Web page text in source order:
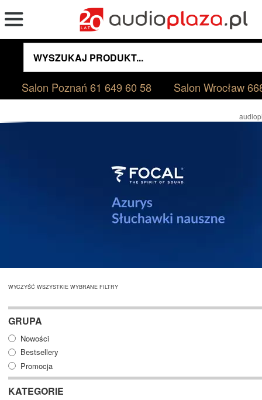
Salon Poznań61 649 60 58 Salon Wrocław
WYCZYŚĆ WSZYSTKIE WYBRANE FILTRY
GRUPA
Nowości
Bestsellery
Promocja
KATEGORIE